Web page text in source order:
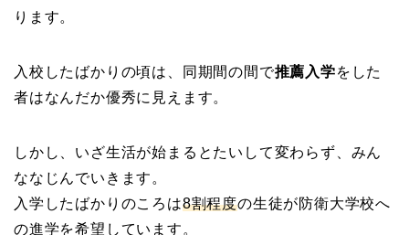
ります。
入校したばかりの頃は、同期間の間で推薦入学をした
者はなんだか優秀に見えます。
しかし、いざ生活が始まるとたいして変わらず、みん
ななじんでいきます。
入学したばかりのころは8割程度の生徒が防衛大学校へ
の進学を希望しています。